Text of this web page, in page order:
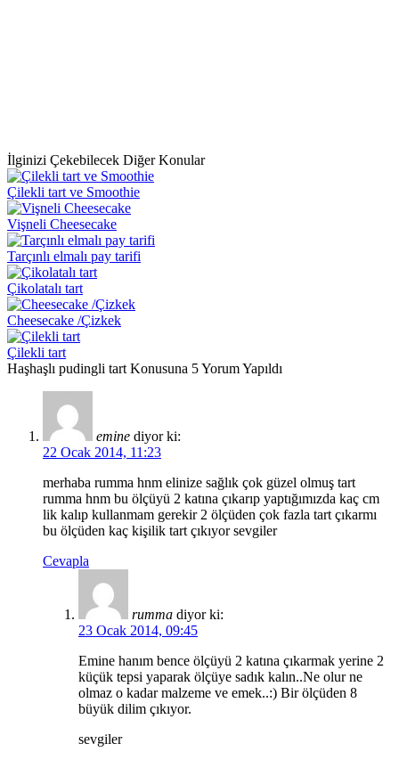
İlginizi Çekebilecek Diğer Konular
Çilekli tart ve Smoothie
Vişneli Cheesecake
Tarçınlı elmalı pay tarifi
Çikolatalı tart
Cheesecake /Çizkek
Çilekli tart
Haşhaşlı pudingli tart Konusuna 5 Yorum Yapıldı
emine diyor ki:
22 Ocak 2014, 11:23
merhaba rumma hnm elinize sağlık çok güzel olmuş tart
rumma hnm bu ölçüyü 2 katına çıkarıp yaptığımızda kaç cm
lik kalıp kullanmam gerekir 2 ölçüden çok fazla tart çıkarmı
bu ölçüden kaç kişilik tart çıkıyor sevgiler
Cevapla
rumma diyor ki:
23 Ocak 2014, 09:45
Emine hanım bence ölçüyü 2 katına çıkarmak yerine 2
küçük tepsi yaparak ölçüye sadık kalın..Ne olur ne
olmaz o kadar malzeme ve emek..:) Bir ölçüden 8
büyük dilim çıkıyor.
sevgiler